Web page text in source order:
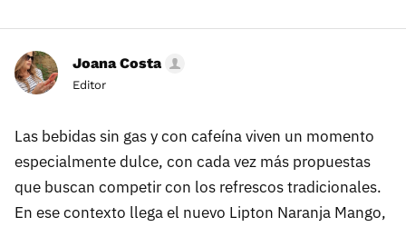
Joana Costa
Editor
Las bebidas sin gas y con cafeína viven un momento
especialmente dulce, con cada vez más propuestas
que buscan competir con los refrescos tradicionales.
En ese contexto llega el nuevo Lipton Naranja Mango,